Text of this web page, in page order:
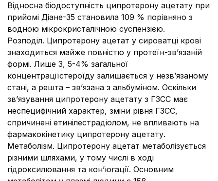
Відносна біодоступність ципротерону ацетату при
прийомі Діане-35 становила 109 % порівняно з
водною мікрокристалічною суспензією.
Розподіл. Ципротерону ацетат у сироватці крові
знаходиться майже повністю у протеїн-зв’язаній
формі. Лише 3, 5-4% загальної
концентраціїстероїду залишається у незв’язаному
стані, а решта – зв’язана з альбуміном. Оскільки
зв’язування ципротерону ацетату з ГЗСС має
неспецифічний характер, зміни рівня ГЗСС,
спричинені етинілестрадіолом, не впливають на
фармакокінетику ципротерону ацетату.
Метаболізм. Ципротерону ацетат метаболізується
різними шляхами, у тому числі в ході
гідроксилювання та кон’югації. Основним